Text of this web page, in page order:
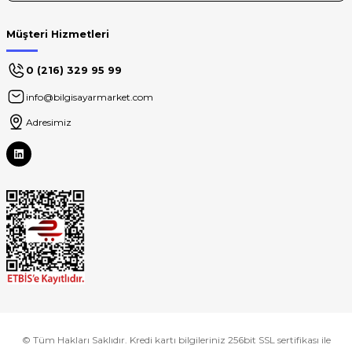
Müşteri Hizmetleri
0 (216) 329 95 99
info@bilgisayarmarket.com
Adresimiz
© Tüm Hakları Saklıdır. Kredi kartı bilgileriniz 256bit SSL sertifikası ile